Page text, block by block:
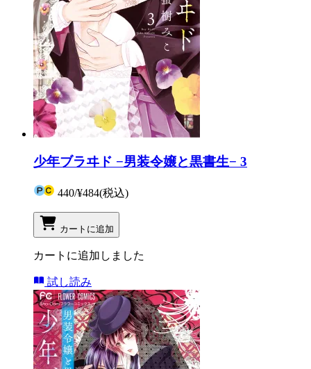
少年ブラヰド −男装令嬢と黒書生− 3
440/¥484(税込)
カートに追加
カートに追加しました
試し読み